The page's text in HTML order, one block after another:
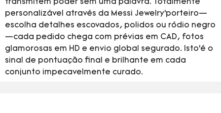
transmitem poder sem uma palavra. Totalmente
personalizável através da Messi Jewelry’porteiro—
escolha detalhes escovados, polidos ou ródio negro
—cada pedido chega com prévias em CAD, fotos
glamorosas em HD e envio global segurado. Isto’é o
sinal de pontuação final e brilhante em cada
conjunto impecavelmente curado.